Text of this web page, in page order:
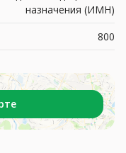
назначения (ИМН)
800